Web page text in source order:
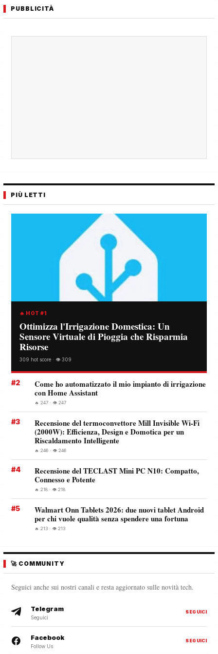
PUBBLICITÀ
PIÙ LETTI
🔥 HOT #1
Ottimizza l'Irrigazione Domestica: Un
Sensore Virtuale di Pioggia che Risparmia
Risorse
309 hot score · 👁️ 309
#2
Come ho automatizzato il mio impianto di irrigazione
con Home Assistant
🔥 247 · 👁️ 247
#3
Recensione del termoconvettore Mill Invisible Wi-Fi
(2000W): Efficienza, Design e Domotica per un
Riscaldamento Intelligente
🔥 246 · 👁️ 246
#4
Recensione del TECLAST Mini PC N10: Compatto,
Connesso e Potente
🔥 218 · 👁️ 218
#5
Walmart Onn Tablets 2026: due nuovi tablet Android
per chi vuole qualità senza spendere una fortuna
🔥 213 · 👁️ 213
🚀 COMMUNITY
Seguici anche sui nostri canali e resta aggiornato sulle novità tech.
Telegram
Seguici
SEGUICI
Facebook
Follow Us
SEGUICI